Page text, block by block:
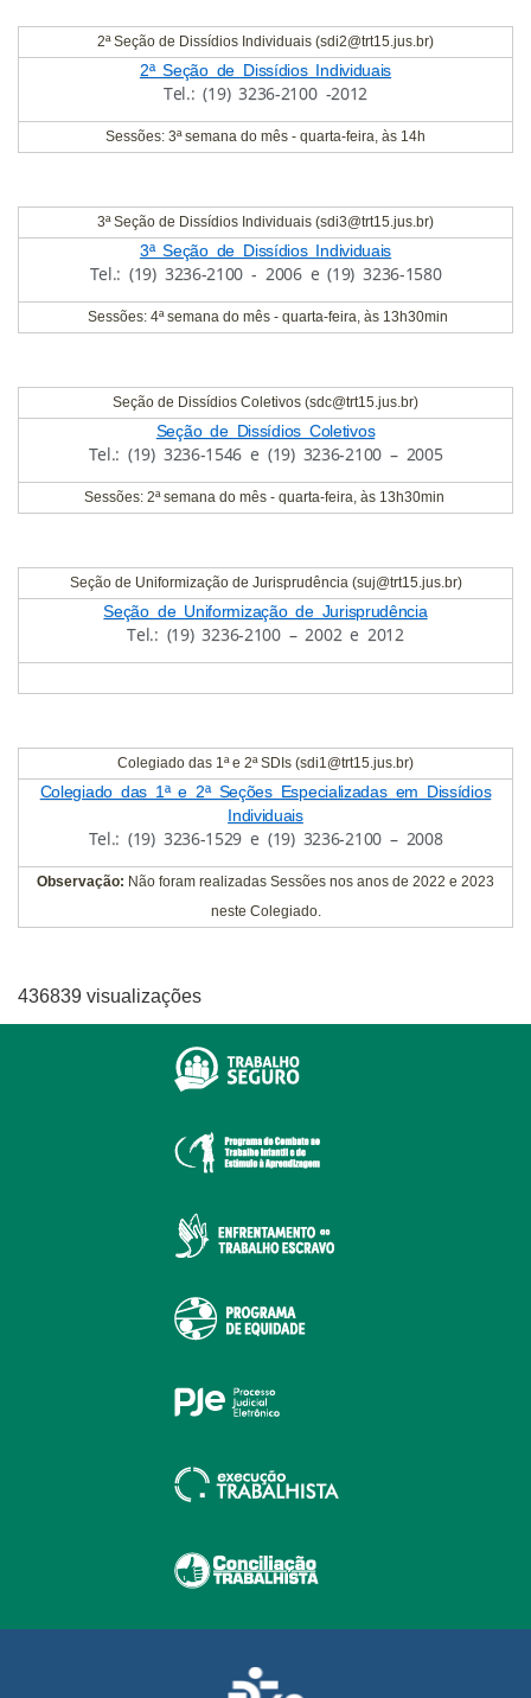
2ª Seção de Dissídios Individuais (sdi2@trt15.jus.br)
2ª Seção de Dissídios Individuais
Tel.: (19) 3236-2100 -2012
Sessões: 3ª semana do mês - quarta-feira, às 14h
3ª Seção de Dissídios Individuais (sdi3@trt15.jus.br)
3ª Seção de Dissídios Individuais
Tel.: (19) 3236-2100 - 2006 e (19) 3236-1580
Sessões: 4ª semana do mês - quarta-feira, às 13h30min
Seção de Dissídios Coletivos (sdc@trt15.jus.br)
Seção de Dissídios Coletivos
Tel.: (19) 3236-1546 e (19) 3236-2100 – 2005
Sessões: 2ª semana do mês - quarta-feira, às 13h30min
Seção de Uniformização de Jurisprudência (suj@trt15.jus.br)
Seção de Uniformização de Jurisprudência
Tel.: (19) 3236-2100 – 2002 e 2012
Colegiado das 1ª e 2ª SDIs (sdi1@trt15.jus.br)
Colegiado das 1ª e 2ª Seções Especializadas em Dissídios
Individuais
Tel.: (19) 3236-1529 e (19) 3236-2100 – 2008
Observação: Não foram realizadas Sessões nos anos de 2022 e 2023
neste Colegiado.
436839 visualizações